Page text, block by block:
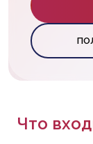
Что